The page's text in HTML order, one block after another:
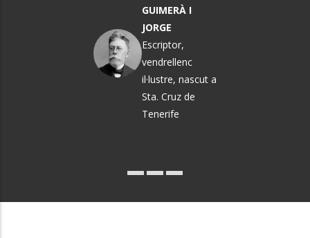
GUIMERÀ I
JORGE
Escriptor,
vendrellenc
il·lustre, nascut a
Sta. Cruz de
Tenerife